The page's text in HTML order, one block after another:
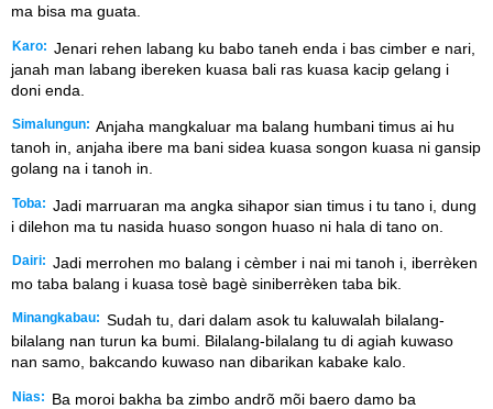
ma bisa ma guata.
Karo: Jenari rehen labang ku babo taneh enda i bas cimber e nari,
janah man labang ibereken kuasa bali ras kuasa kacip gelang i
doni enda.
Simalungun: Anjaha mangkaluar ma balang humbani timus ai hu
tanoh in, anjaha ibere ma bani sidea kuasa songon kuasa ni gansip
golang na i tanoh in.
Toba: Jadi marruaran ma angka sihapor sian timus i tu tano i, dung
i dilehon ma tu nasida huaso songon huaso ni hala di tano on.
Dairi: Jadi merrohen mo balang i cèmber i nai mi tanoh i, iberrèken
mo taba balang i kuasa tosè bagè siniberrèken taba bik.
Minangkabau: Sudah tu, dari dalam asok tu kaluwalah bilalang-
bilalang nan turun ka bumi. Bilalang-bilalang tu di agiah kuwaso
nan samo, bakcando kuwaso nan dibarikan kabake kalo.
Nias:
Ba moroi bakha ba zimbo andrõ mõi baero damo ba